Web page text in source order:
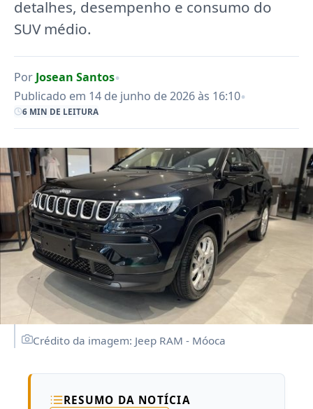
detalhes, desempenho e consumo do
SUV médio.
Por Josean Santos•
Publicado em 14 de junho de 2026 às 16:10•
6 MIN DE LEITURA
Crédito da imagem: Jeep RAM - Móoca
RESUMO DA NOTÍCIA